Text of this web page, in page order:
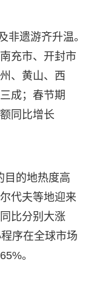
非遗游齐升温。
充市、开封市
、黄山、西
成；春节期
同比增长
目的地热度高
代夫等地迎来
比分别大涨
序在全球市场
。